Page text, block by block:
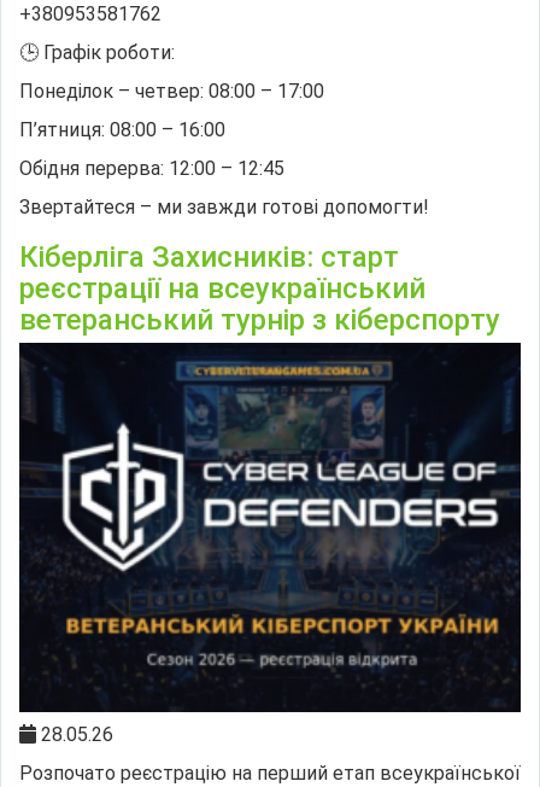
+380953581762
🕒 Графік роботи:
Понеділок – четвер: 08:00 – 17:00
П’ятниця: 08:00 – 16:00
Обідня перерва: 12:00 – 12:45
Звертайтеся – ми завжди готові допомогти!
Кіберліга Захисників: старт
реєстрації на всеукраїнський
ветеранський турнір з кіберспорту
28.05.26
Розпочато реєстрацію на перший етап всеукраїнської